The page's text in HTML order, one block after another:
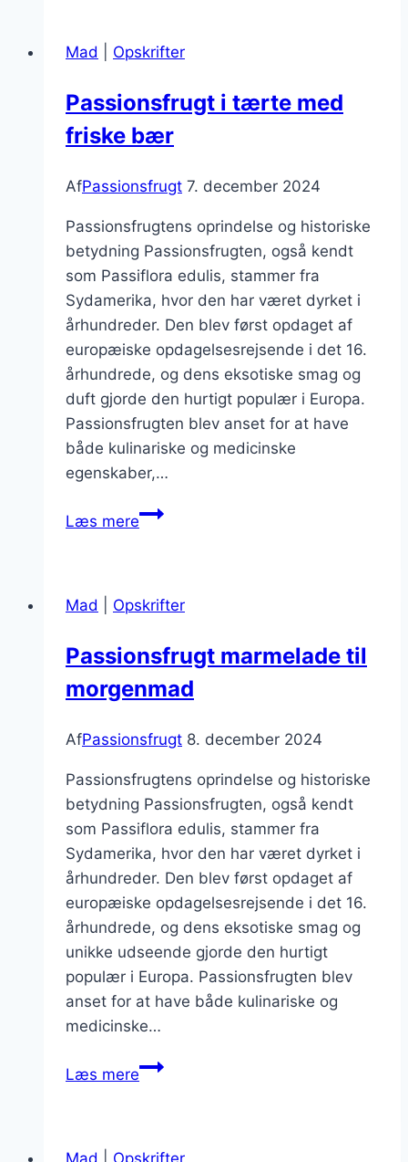
dessertforkælelse
Mad Opskrifter
Passionsfrugt i tærte med
friske bær
AfPassionsfrugt 7. december 2024
Passionsfrugtens oprindelse og historiske
betydning Passionsfrugten, også kendt
som Passiflora edulis, stammer fra
Sydamerika, hvor den har været dyrket i
århundreder. Den blev først opdaget af
europæiske opdagelsesrejsende i det 16.
århundrede, og dens eksotiske smag og
duft gjorde den hurtigt populær i Europa.
Passionsfrugten blev anset for at have
både kulinariske og medicinske
egenskaber,…
Læs merePassionsfrugt
friske
Mad Opskrifter
Passionsfrugt marmelade til
morgenmad
AfPassionsfrugt 8. december 2024
Passionsfrugtens oprindelse og historiske
betydning Passionsfrugten, også kendt
som Passiflora edulis, stammer fra
Sydamerika, hvor den har været dyrket i
århundreder. Den blev først opdaget af
europæiske opdagelsesrejsende i det 16.
århundrede, og dens eksotiske smag og
unikke udseende gjorde den hurtigt
populær i Europa. Passionsfrugten blev
anset for at have både kulinariske og
medicinske…
Læs merePassionsfrugt